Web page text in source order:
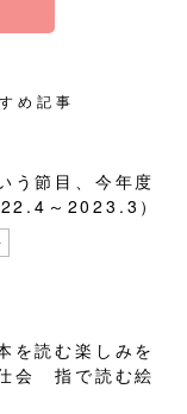
め記事
う節目、今年度
～2023.3）
を読む楽しみを
会 指で読む絵